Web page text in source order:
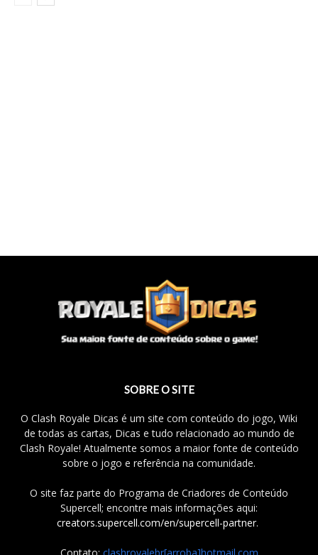
SOBRE O SITE
O Clash Royale Dicas é um site com conteúdo do jogo, Wiki
de todas as cartas, Dicas e tudo relacionado ao mundo de
Clash Royale! Atualmente somos a maior fonte de conteúdo
sobre o jogo e referência na comunidade.
O site faz parte do Programa de Criadores de Conteúdo
Supercell; encontre mais informações aqui:
creators.supercell.com/en/supercell-partner.